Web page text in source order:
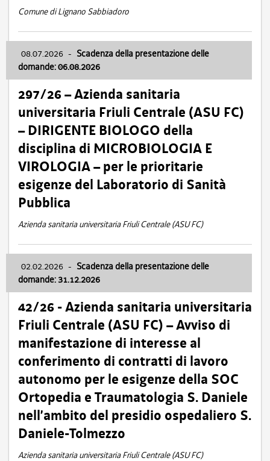
Comune di Lignano Sabbiadoro
08.07.2026 - Scadenza della presentazione delle
domande: 06.08.2026
297/26 – Azienda sanitaria
universitaria Friuli Centrale (ASU FC)
– DIRIGENTE BIOLOGO della
disciplina di MICROBIOLOGIA E
VIROLOGIA – per le prioritarie
esigenze del Laboratorio di Sanità
Pubblica
Azienda sanitaria universitaria Friuli Centrale (ASU FC)
02.02.2026 - Scadenza della presentazione delle
domande: 31.12.2026
42/26 - Azienda sanitaria universitaria
Friuli Centrale (ASU FC) – Avviso di
manifestazione di interesse al
conferimento di contratti di lavoro
autonomo per le esigenze della SOC
Ortopedia e Traumatologia S. Daniele
nell’ambito del presidio ospedaliero S.
Daniele-Tolmezzo
Azienda sanitaria universitaria Friuli Centrale (ASU FC)